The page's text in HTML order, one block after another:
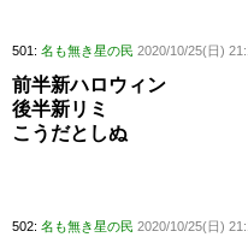
501: 名も無き星の民 2020/10/25(日)
前半新ハロウィン
後半新リミ
こうだとしぬ
502: 名も無き星の民 2020/10/25(日)